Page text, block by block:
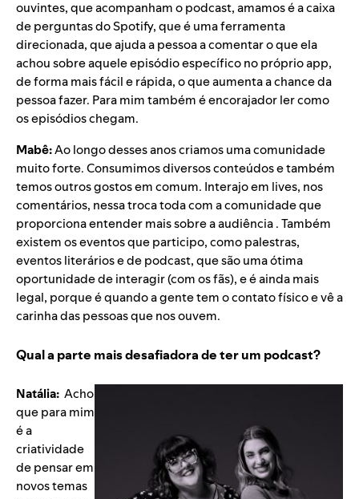
ouvintes, que acompanham o podcast, amamos é a caixa
de perguntas do Spotify, que é uma ferramenta
direcionada, que ajuda a pessoa a comentar o que ela
achou sobre aquele episódio específico no próprio app,
de forma mais fácil e rápida, o que aumenta a chance da
pessoa fazer. Para mim também é encorajador ler como
os episódios chegam.
Mabê:Ao longo desses anos criamos uma comunidade
muito forte. Consumimos diversos conteúdos e também
temos outros gostos em comum. Interajo em lives, nos
comentários, nessa troca toda com a comunidade que
proporciona entender mais sobre a audiência . Também
existem os eventos que participo, como palestras,
eventos literários e de podcast, que são uma ótima
oportunidade de interagir (com os fãs), e é ainda mais
legal, porque é quando a gente tem o contato físico e vê a
carinha das pessoas que nos ouvem.
Qual a parte mais desafiadora de ter um podcast?
Natália: Acho
que para mim
é a
criatividade
de pensar em
novos temas